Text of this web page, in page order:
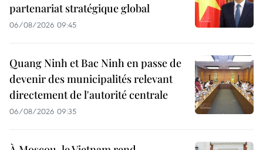
partenariat stratégique global
06/08/2026 09:45
Quang Ninh et Bac Ninh en passe de
devenir des municipalités relevant
directement de l'autorité centrale
06/08/2026 09:35